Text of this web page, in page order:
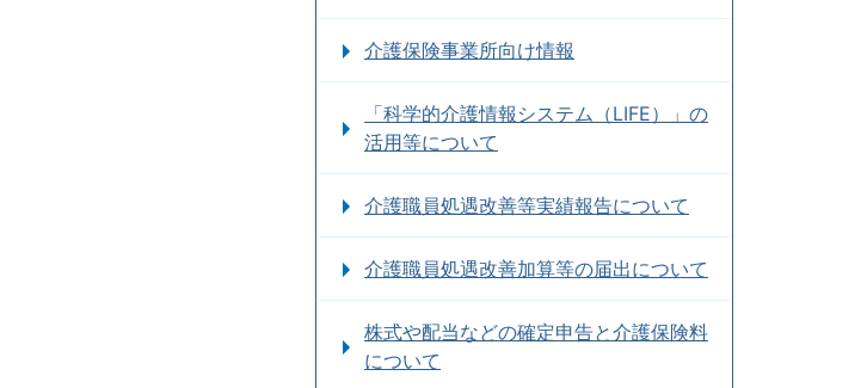
介護保険事業所向け情報
「科学的介護情報システム（LIFE）」の
活用等について
介護職員処遇改善等実績報告について
介護職員処遇改善加算等の届出について
株式や配当などの確定申告と介護保険料
について